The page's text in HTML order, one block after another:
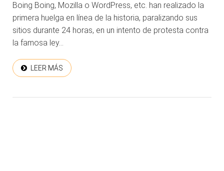
Boing Boing, Mozilla o WordPress, etc. han realizado la
primera huelga en línea de la historia, paralizando sus
sitios durante 24 horas, en un intento de protesta contra
la famosa ley...
LEER MÁS